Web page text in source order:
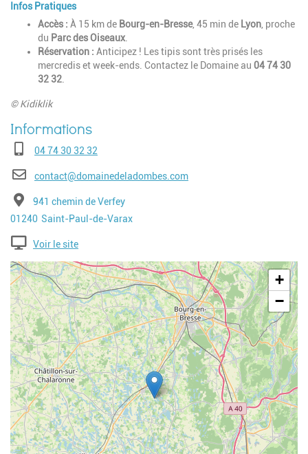
Infos Pratiques
Accès : À 15 km de Bourg-en-Bresse, 45 min de Lyon , proche
du Parc des Oiseaux
Réservation : Anticipez ! Les tipis sont très prisés les
mercredis et week-ends. Contactez le Domaine au 04 74 30
32 32
© Kidiklik
Téléphone04 74 30 32 32
E-mailcontact@domainedeladombes.com
Adresse941 chemin de Verfey
Code postal
01240 Ville
Saint-Paul-de-Varax
Voir le site
Geolocalisation
+
−